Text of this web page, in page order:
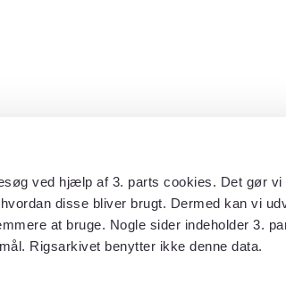
ved hjælp af 3. parts cookies. Det gør vi
disse bliver brugt. Dermed kan vi
at bruge. Nogle sider indeholder 3.
Rigsarkivet benytter ikke denne data.